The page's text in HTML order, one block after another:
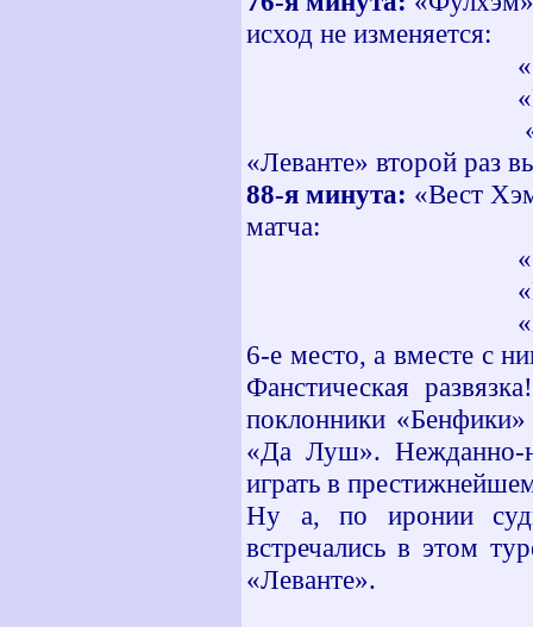
исход не изменяется:
«Овьедо» -
«Мальорка»
«Бенфика» -
«Леванте» второй раз
88-я минута: «Вест
матча:
«Овьедо» -
«Мальорка»
«Бенфика» -
6-е место, а вместе с
Фанстическая
поклонники
«Да Луш». Нежданно-
играть в
Ну а, по иронии
встречались в этом
«Леванте».